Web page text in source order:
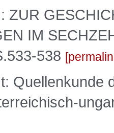
ZUR
IM
538
Quellenkunde